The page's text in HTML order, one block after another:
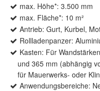
max. Höhe*: 3.500 mm
max. Fläche*: 10 m²
Antrieb: Gurt, Kurbel,
Rollladenpanzer:
Kasten: Für
und 365 mm (abhängig
für Mauerwerks- oder
Anwendungsbereiche: